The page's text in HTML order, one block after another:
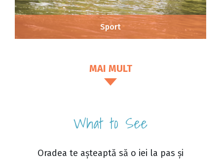
Sport
MAI MULT
What to See
Oradea te așteaptă să o iei la pas și